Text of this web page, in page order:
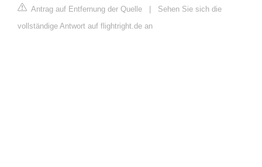
Antrag auf Entfernung der Quelle
Sehen Sie sich die
vollständige Antwort auf flightright.de an